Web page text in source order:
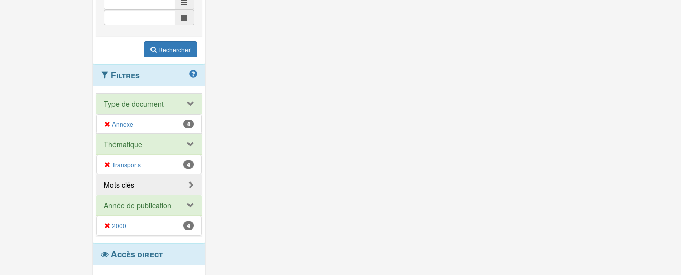
Rechercher
Filtres
Type de document
Annexe 4
Thématique
Transports 4
Mots clés
Année de publication
2000 4
Accès direct